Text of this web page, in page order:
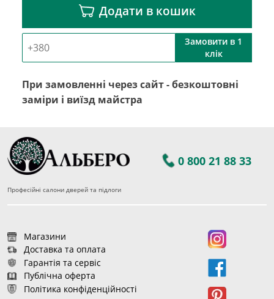
Додати в кошик
Замовити в 1
клік
При замовленні через сайт - безкоштовні
заміри і виїзд майстра
0 800 21 88 33
Професійні салони дверей та підлоги
Магазини
Доставка та оплата
Гарантія та сервіс
Публічна оферта
Політика конфіденційності